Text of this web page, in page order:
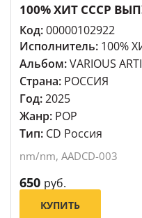
100% ХИТ СССР
Код:00000102922
Исполнитель: 100%
Альбом:VARIOUS
Страна: РОССИЯ
Год:2025
Жанр: POP
Тип: CD Россия
nm/nm, AADCD-003
650 руб.
КУПИТЬ